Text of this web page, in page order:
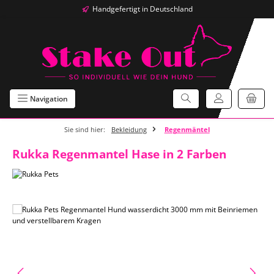
Zum Hauptinhalt springenHandgefertigt in Deutschland
Navigation
Sie sind hier: Bekleidung Regenmäntel
Rukka Regenmantel Hase in 2 Farben
Bildergalerie überspringen